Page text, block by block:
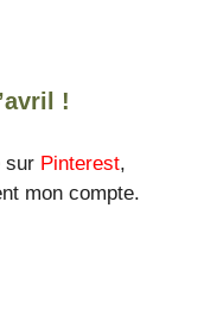
!
sur Pinterest,
mon compte.